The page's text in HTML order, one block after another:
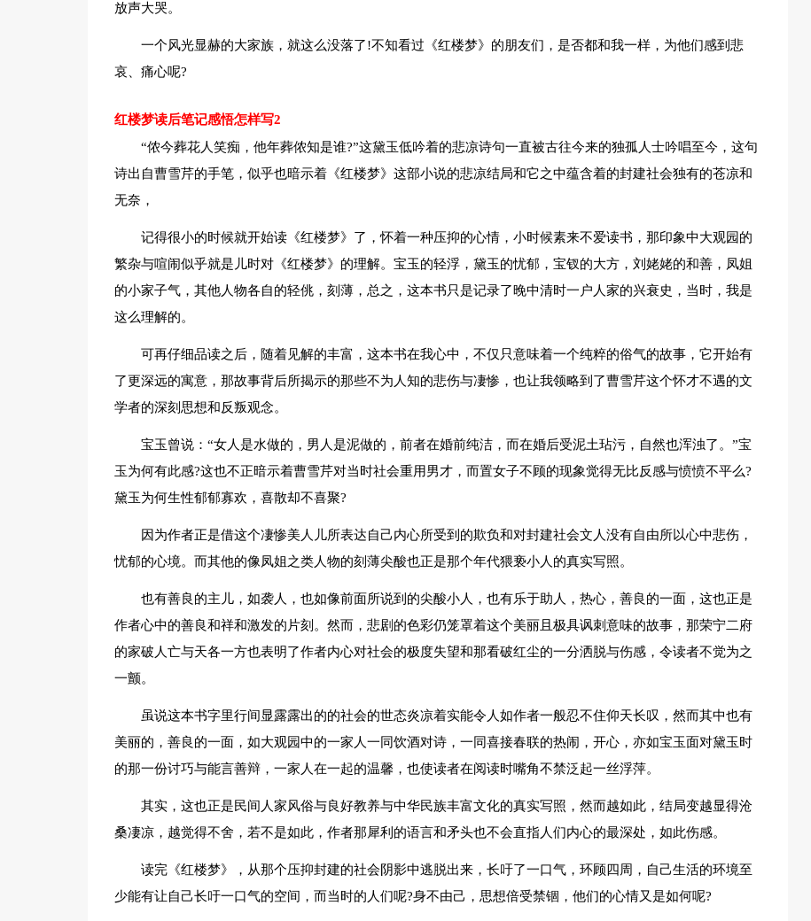
放声大哭。
一个风光显赫的大家族，就这么没落了!不知看过《红楼梦》的朋友们，是否都和我一样，为他们感到悲
哀、痛心呢?
红楼梦读后笔记感悟怎样写2
“侬今葬花人笑痴，他年葬侬知是谁?”这黛玉低吟着的悲凉诗句一直被古往今来的独孤人士吟唱至今，这句
诗出自曹雪芹的手笔，似乎也暗示着《红楼梦》这部小说的悲凉结局和它之中蕴含着的封建社会独有的苍凉和
无奈，
记得很小的时候就开始读《红楼梦》了，怀着一种压抑的心情，小时候素来不爱读书，那印象中大观园的
繁杂与喧闹似乎就是儿时对《红楼梦》的理解。宝玉的轻浮，黛玉的忧郁，宝钗的大方，刘姥姥的和善，凤姐
的小家子气，其他人物各自的轻佻，刻薄，总之，这本书只是记录了晚中清时一户人家的兴衰史，当时，我是
这么理解的。
可再仔细品读之后，随着见解的丰富，这本书在我心中，不仅只意味着一个纯粹的俗气的故事，它开始有
了更深远的寓意，那故事背后所揭示的那些不为人知的悲伤与凄惨，也让我领略到了曹雪芹这个怀才不遇的文
学者的深刻思想和反叛观念。
宝玉曾说：“女人是水做的，男人是泥做的，前者在婚前纯洁，而在婚后受泥土玷污，自然也浑浊了。”宝
玉为何有此感?这也不正暗示着曹雪芹对当时社会重用男才，而置女子不顾的现象觉得无比反感与愤愤不平么?
黛玉为何生性郁郁寡欢，喜散却不喜聚?
因为作者正是借这个凄惨美人儿所表达自己内心所受到的欺负和对封建社会文人没有自由所以心中悲伤，
忧郁的心境。而其他的像凤姐之类人物的刻薄尖酸也正是那个年代猥亵小人的真实写照。
也有善良的主儿，如袭人，也如像前面所说到的尖酸小人，也有乐于助人，热心，善良的一面，这也正是
作者心中的善良和祥和激发的片刻。然而，悲剧的色彩仍笼罩着这个美丽且极具讽刺意味的故事，那荣宁二府
的家破人亡与天各一方也表明了作者内心对社会的极度失望和那看破红尘的一分洒脱与伤感，令读者不觉为之
一颤。
虽说这本书字里行间显露露出的的社会的世态炎凉着实能令人如作者一般忍不住仰天长叹，然而其中也有
美丽的，善良的一面，如大观园中的一家人一同饮酒对诗，一同喜接春联的热闹，开心，亦如宝玉面对黛玉时
的那一份讨巧与能言善辩，一家人在一起的温馨，也使读者在阅读时嘴角不禁泛起一丝浮萍。
其实，这也正是民间人家风俗与良好教养与中华民族丰富文化的真实写照，然而越如此，结局变越显得沧
桑凄凉，越觉得不舍，若不是如此，作者那犀利的语言和矛头也不会直指人们内心的最深处，如此伤感。
读完《红楼梦》，从那个压抑封建的社会阴影中逃脱出来，长吁了一口气，环顾四周，自己生活的环境至
少能有让自己长吁一口气的空间，而当时的人们呢?身不由己，思想倍受禁锢，他们的心情又是如何呢?